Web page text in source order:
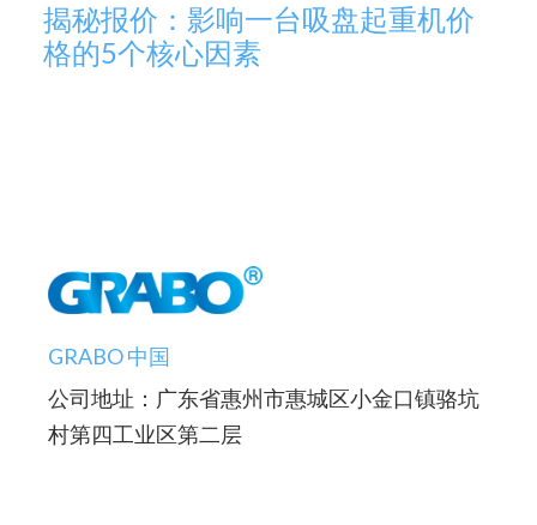
揭秘报价：影响一台吸盘起重机价
格的5个核心因素
GRABO 中国
公司地址：广东省惠州市惠城区小金口镇骆坑
村第四工业区第二层